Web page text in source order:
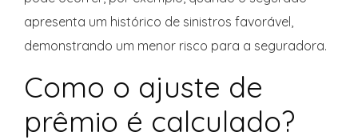
apresenta um histórico de sinistros favorável,
demonstrando um menor risco para a seguradora.
Como o ajuste de
prêmio é calculado?